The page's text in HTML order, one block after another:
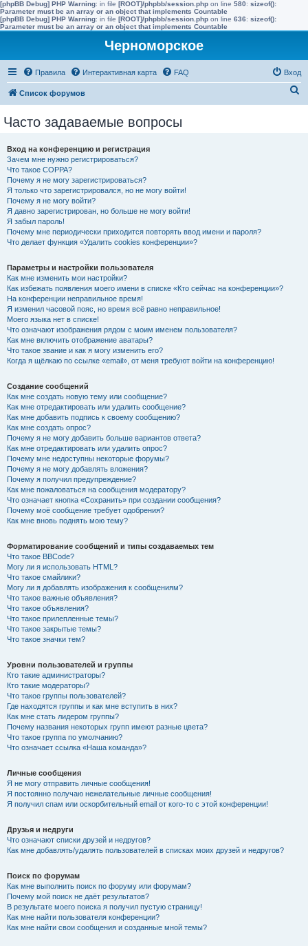
[phpBB Debug] PHP Warning: in file [ROOT]/phpbb/session.php on line 580: sizeof():
Parameter must be an array or an object that implements Countable
[phpBB Debug] PHP Warning: in file [ROOT]/phpbb/session.php on line 636: sizeof():
Parameter must be an array or an object that implements Countable
Черноморское
Правила Интерактивная карта FAQ Вход
Список форумов
Часто задаваемые вопросы
Вход на конференцию и регистрация
Зачем мне нужно регистрироваться?
Что такое COPPA?
Почему я не могу зарегистрироваться?
Я только что зарегистрировался, но не могу войти!
Почему я не могу войти?
Я давно зарегистрирован, но больше не могу войти!
Я забыл пароль!
Почему мне периодически приходится повторять ввод имени и пароля?
Что делает функция «Удалить cookies конференции»?
Параметры и настройки пользователя
Как мне изменить мои настройки?
Как избежать появления моего имени в списке «Кто сейчас на конференции»?
На конференции неправильное время!
Я изменил часовой пояс, но время всё равно неправильное!
Моего языка нет в списке!
Что означают изображения рядом с моим именем пользователя?
Как мне включить отображение аватары?
Что такое звание и как я могу изменить его?
Когда я щёлкаю по ссылке «email», от меня требуют войти на конференцию!
Создание сообщений
Как мне создать новую тему или сообщение?
Как мне отредактировать или удалить сообщение?
Как мне добавить подпись к своему сообщению?
Как мне создать опрос?
Почему я не могу добавить больше вариантов ответа?
Как мне отредактировать или удалить опрос?
Почему мне недоступны некоторые форумы?
Почему я не могу добавлять вложения?
Почему я получил предупреждение?
Как мне пожаловаться на сообщения модератору?
Что означает кнопка «Сохранить» при создании сообщения?
Почему моё сообщение требует одобрения?
Как мне вновь поднять мою тему?
Форматирование сообщений и типы создаваемых тем
Что такое BBCode?
Могу ли я использовать HTML?
Что такое смайлики?
Могу ли я добавлять изображения к сообщениям?
Что такое важные объявления?
Что такое объявления?
Что такое прилепленные темы?
Что такое закрытые темы?
Что такое значки тем?
Уровни пользователей и группы
Кто такие администраторы?
Кто такие модераторы?
Что такое группы пользователей?
Где находятся группы и как мне вступить в них?
Как мне стать лидером группы?
Почему названия некоторых групп имеют разные цвета?
Что такое группа по умолчанию?
Что означает ссылка «Наша команда»?
Личные сообщения
Я не могу отправить личные сообщения!
Я постоянно получаю нежелательные личные сообщения!
Я получил спам или оскорбительный email от кого-то с этой конференции!
Друзья и недруги
Что означают списки друзей и недругов?
Как мне добавлять/удалять пользователей в списках моих друзей и недругов?
Поиск по форумам
Как мне выполнить поиск по форуму или форумам?
Почему мой поиск не даёт результатов?
В результате моего поиска я получил пустую страницу!
Как мне найти пользователя конференции?
Как мне найти свои сообщения и созданные мной темы?